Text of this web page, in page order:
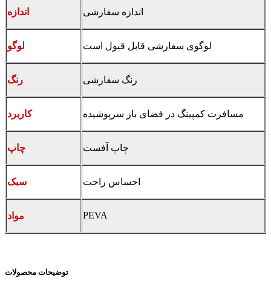
اندازه اندازه سفارشی
لوگو لوگوی سفارشی قابل قبول است
رنگ رنگ سفارشی
کاربرد مسافرت کمپینگ در فضای باز سرپوشیده
چاپ چاپ آفست
سبک احساس راحت
مواد PEVA
توضیحات محصولات